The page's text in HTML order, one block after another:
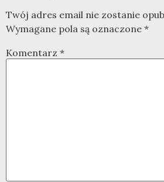
Twój adres email nie zostanie
Wymagane pola są oznaczone *
Komentarz *